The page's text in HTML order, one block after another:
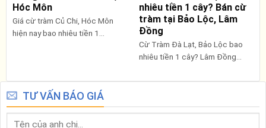
Hóc Môn
Giá cừ tràm Củ Chi, Hóc Môn
hiện nay bao nhiêu tiền 1...
nhiêu tiền 1 cây? Bán cừ
tràm tại Bảo Lộc, Lâm
Đồng
Cừ Tràm Đà Lạt, Bảo Lộc bao
nhiêu tiền 1 cây? Lâm Đồng...
TƯ VẤN BÁO GIÁ